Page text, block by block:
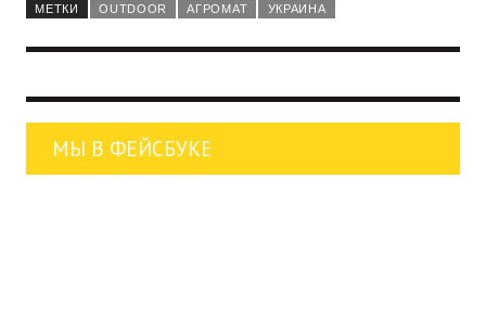
МЕТКИ
OUTDOOR АГРОМАТ УКРАИНА
МЫ В ФЕЙСБУКЕ